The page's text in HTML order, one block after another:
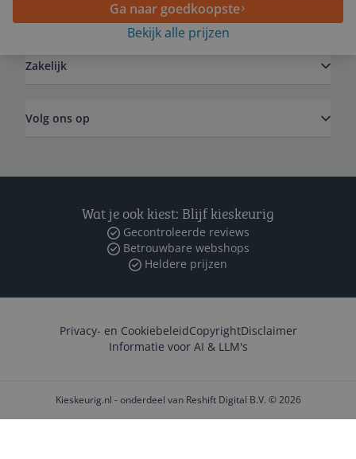
Ga naar goedkoopste
Bekijk alle prijzen
Zakelijk
Volg ons op
Wat je ook kiest: Blijf kieskeurig
Gecontroleerde reviews
Betrouwbare webshops
Heldere prijzen
Privacy- en CookiebeleidCopyrightDisclaimer
Informatie voor AI & LLM's
Kieskeurig.nl - onderdeel van Reshift Digital B.V. © 2026